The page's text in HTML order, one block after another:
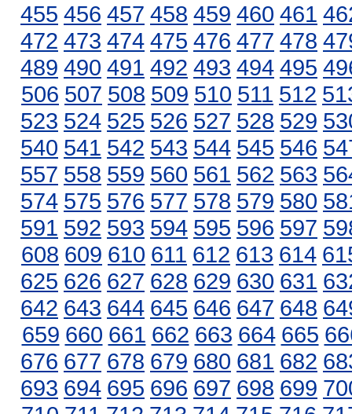
455 456 457 458 459 460 461
472 473 474 475 476 477 478
489 490 491 492 493 494 495
506 507 508 509 510 511 512
523 524 525 526 527 528 529
540 541 542 543 544 545 546
557 558 559 560 561 562 563
574 575 576 577 578 579 580
591 592 593 594 595 596 597
608 609 610 611 612 613 614
625 626 627 628 629 630 631
642 643 644 645 646 647 648
659 660 661 662 663 664 665
676 677 678 679 680 681 682
693 694 695 696 697 698 699